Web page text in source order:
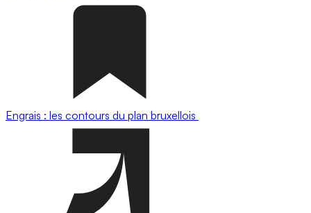
Engrais : les contours du plan bruxellois